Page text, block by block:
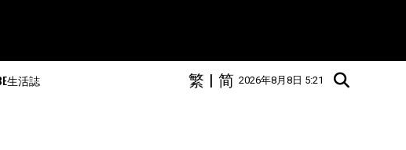
生活誌 2026年8月8日 5:21
简
|
繁